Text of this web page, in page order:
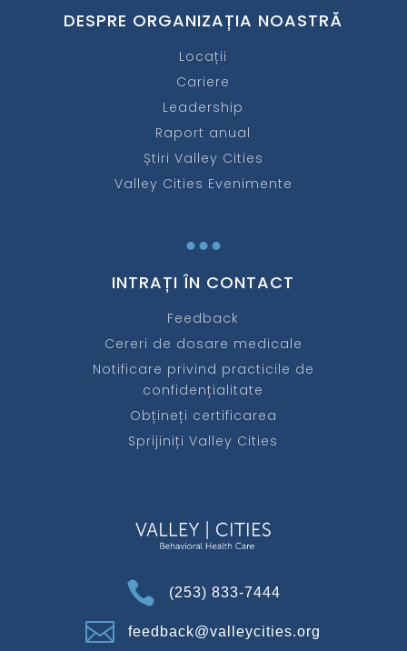
DESPRE ORGANIZAȚIA NOASTRĂ
Locații
Cariere
Leadership
Raport anual
Știri Valley Cities
Valley Cities Evenimente
...
INTRAȚI ÎN CONTACT
Feedback
Cereri de dosare medicale
Notificare privind practicile de
confidențialitate
Obțineți certificarea
Sprijiniți Valley Cities
 (253) 833-7444
 feedback@valleycities.org